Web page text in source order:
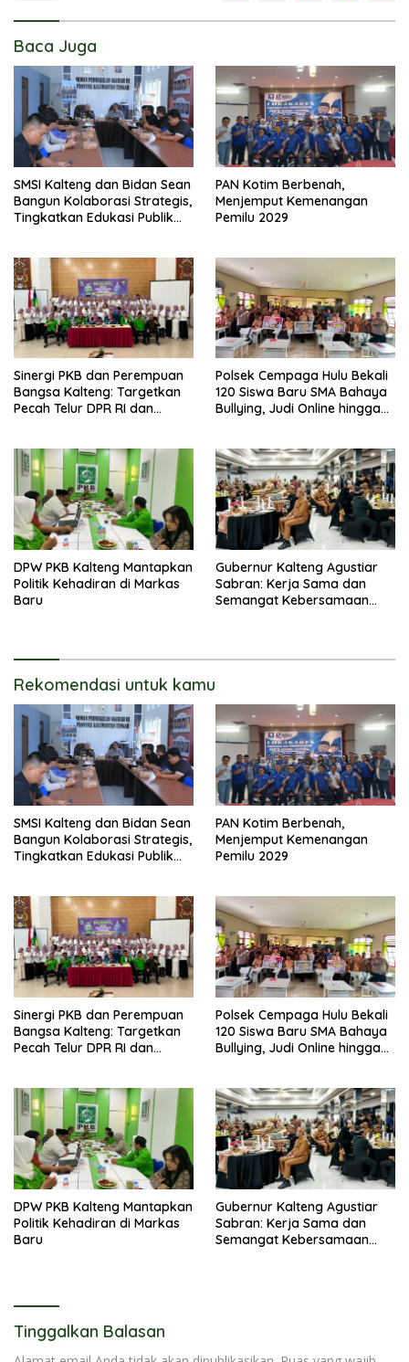
Baca Juga
SMSI Kalteng dan Bidan Sean
Bangun Kolaborasi Strategis,
Tingkatkan Edukasi Publik
PAN Kotim Berbenah,
Menjemput Kemenangan
Pemilu 2029
Sinergi PKB dan Perempuan
Bangsa Kalteng: Targetkan
Pecah Telur DPR RI dan
Polsek Cempaga Hulu Bekali
120 Siswa Baru SMA Bahaya
Bullying, Judi Online hingga
DPW PKB Kalteng Mantapkan
Politik Kehadiran di Markas
Baru
Gubernur Kalteng Agustiar
Sabran: Kerja Sama dan
Semangat Kebersamaan
Rekomendasi untuk kamu
SMSI Kalteng dan Bidan Sean
Bangun Kolaborasi Strategis,
Tingkatkan Edukasi Publik
PAN Kotim Berbenah,
Menjemput Kemenangan
Pemilu 2029
Sinergi PKB dan Perempuan
Bangsa Kalteng: Targetkan
Pecah Telur DPR RI dan
Polsek Cempaga Hulu Bekali
120 Siswa Baru SMA Bahaya
Bullying, Judi Online hingga
DPW PKB Kalteng Mantapkan
Politik Kehadiran di Markas
Baru
Gubernur Kalteng Agustiar
Sabran: Kerja Sama dan
Semangat Kebersamaan
Tinggalkan Balasan